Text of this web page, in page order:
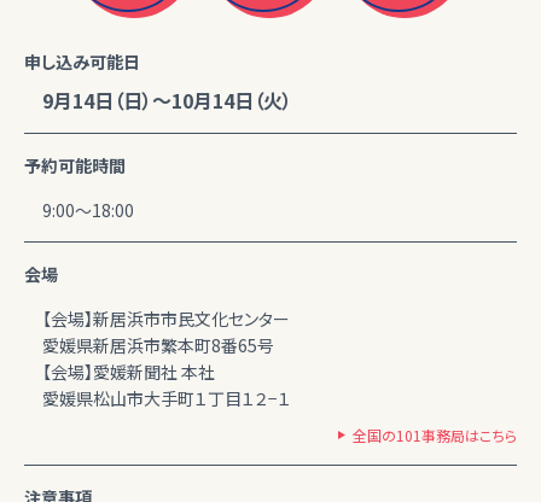
申し込み可能日
9月14日（日）～10月14日（火）
予約可能時間
9:00～18:00
会場
【会場】新居浜市市民文化センター
愛媛県新居浜市繁本町8番65号
【会場】愛媛新聞社 本社
愛媛県松山市大手町１丁目１２−１
全国の101事務局はこちら
注意事項